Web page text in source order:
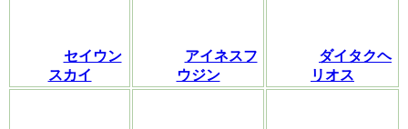
セイウン
スカイ
アイネスフ
ウジン
ダイタクヘ
リオス